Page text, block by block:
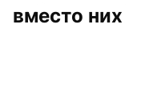
вместо них